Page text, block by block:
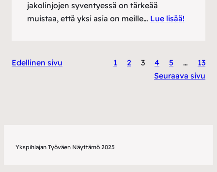
jakolinjojen syventyessä on tärkeää
muistaa, että yksi asia on meille… Lue lisää!
Edellinen sivu 1 2 3 4 5 …
13
Seuraava sivu
Ykspihlajan Työväen Näyttämö 2025